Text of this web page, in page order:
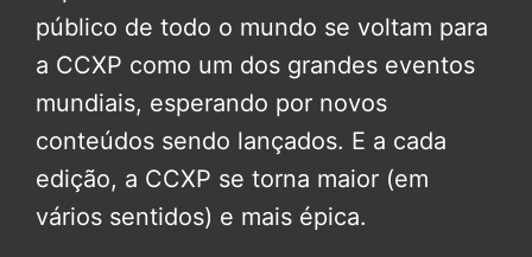
público de todo o mundo se voltam para
a CCXP como um dos grandes eventos
mundiais, esperando por novos
conteúdos sendo lançados. E a cada
edição, a CCXP se torna maior (em
vários sentidos) e mais épica.